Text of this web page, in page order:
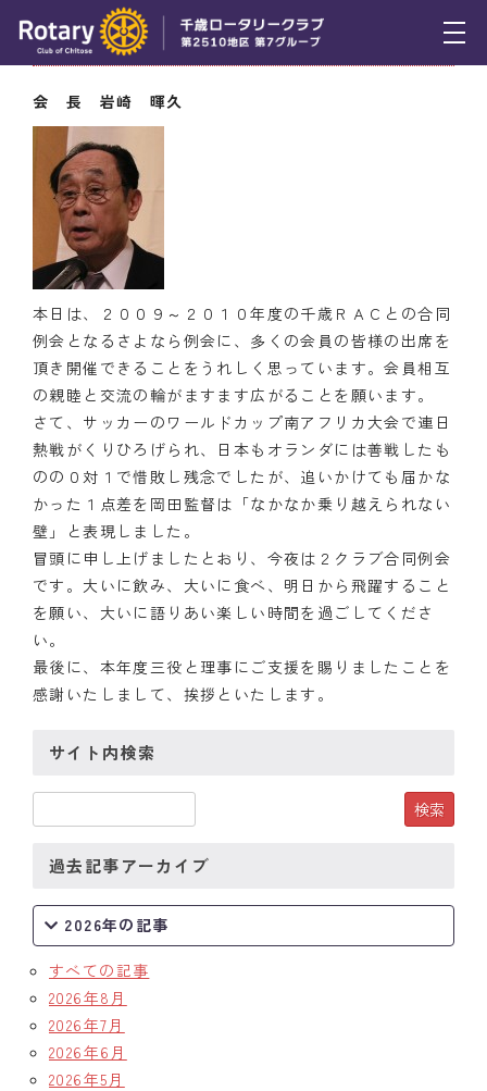
トピックス
例会報告
活動報告
理事会報告
スケジュール
年間プログラム
木曜会
組織図
クラブのあゆみ
クラブの歴史
歴代会長・幹事
案内
情報公開
入会のご案内
6月24日（木） 会長挨拶
会 長 岩崎 暉久
本日は、２００９～２０１０年度の千歳ＲＡＣとの合同
例会となるさよなら例会に、多くの会員の皆様の出席を
頂き開催できることをうれしく思っています。会員相互
の親睦と交流の輪がますます広がることを願います。
さて、サッカーのワールドカップ南アフリカ大会で連日
熱戦がくりひろげられ、日本もオランダには善戦したも
のの０対１で惜敗し残念でしたが、追いかけても届かな
かった１点差を岡田監督は「なかなか乗り越えられない
壁」と表現しました。
冒頭に申し上げましたとおり、今夜は２クラブ合同例会
です。大いに飲み、大いに食べ、明日から飛躍すること
を願い、大いに語りあい楽しい時間を過ごしてくださ
い。
最後に、本年度三役と理事にご支援を賜りましたことを
感謝いたしまして、挨拶といたします。
サイト内検索
過去記事アーカイブ
2026年の記事
すべての記事
2026年8月
2026年7月
2026年6月
2026年5月